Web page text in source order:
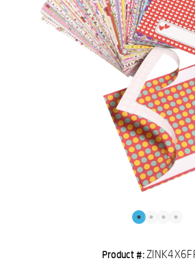
Product #: